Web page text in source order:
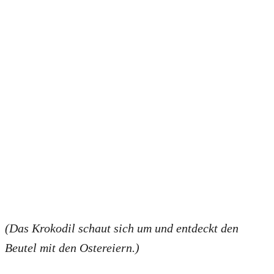
(Das Krokodil schaut sich um und entdeckt den
Beutel mit den Ostereiern.)